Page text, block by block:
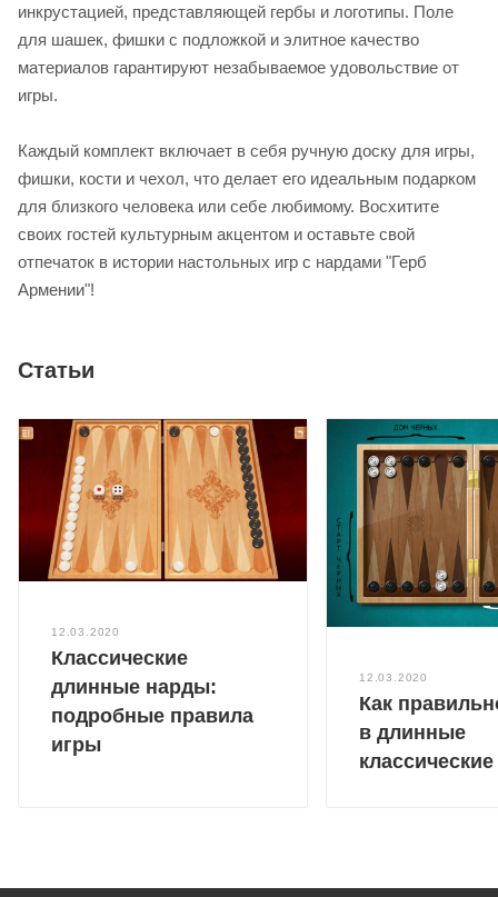
инкрустацией, представляющей гербы и логотипы. Поле
для шашек, фишки с подложкой и элитное качество
материалов гарантируют незабываемое удовольствие от
игры.
Каждый комплект включает в себя ручную доску для игры,
фишки, кости и чехол, что делает его идеальным подарком
для близкого человека или себе любимому. Восхитите
своих гостей культурным акцентом и оставьте свой
отпечаток в истории настольных игр с нардами "Герб
Армении"!
Статьи
12.03.2020
Классические
длинные нарды:
подробные правила
игры
12.03.2020
Как
в длинные